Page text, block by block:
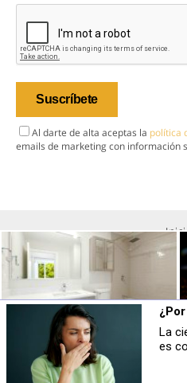
Al darte de alta aceptas la política
emails de marketing con información
¿Conocías estos 5 consejos?
Consejos infalibles para eliminar la
cal del baño fácil y rápido
La
es